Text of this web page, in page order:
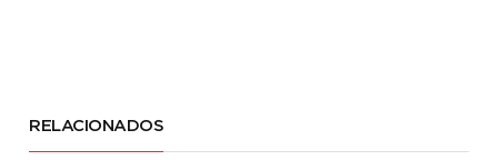
RELACIONADOS